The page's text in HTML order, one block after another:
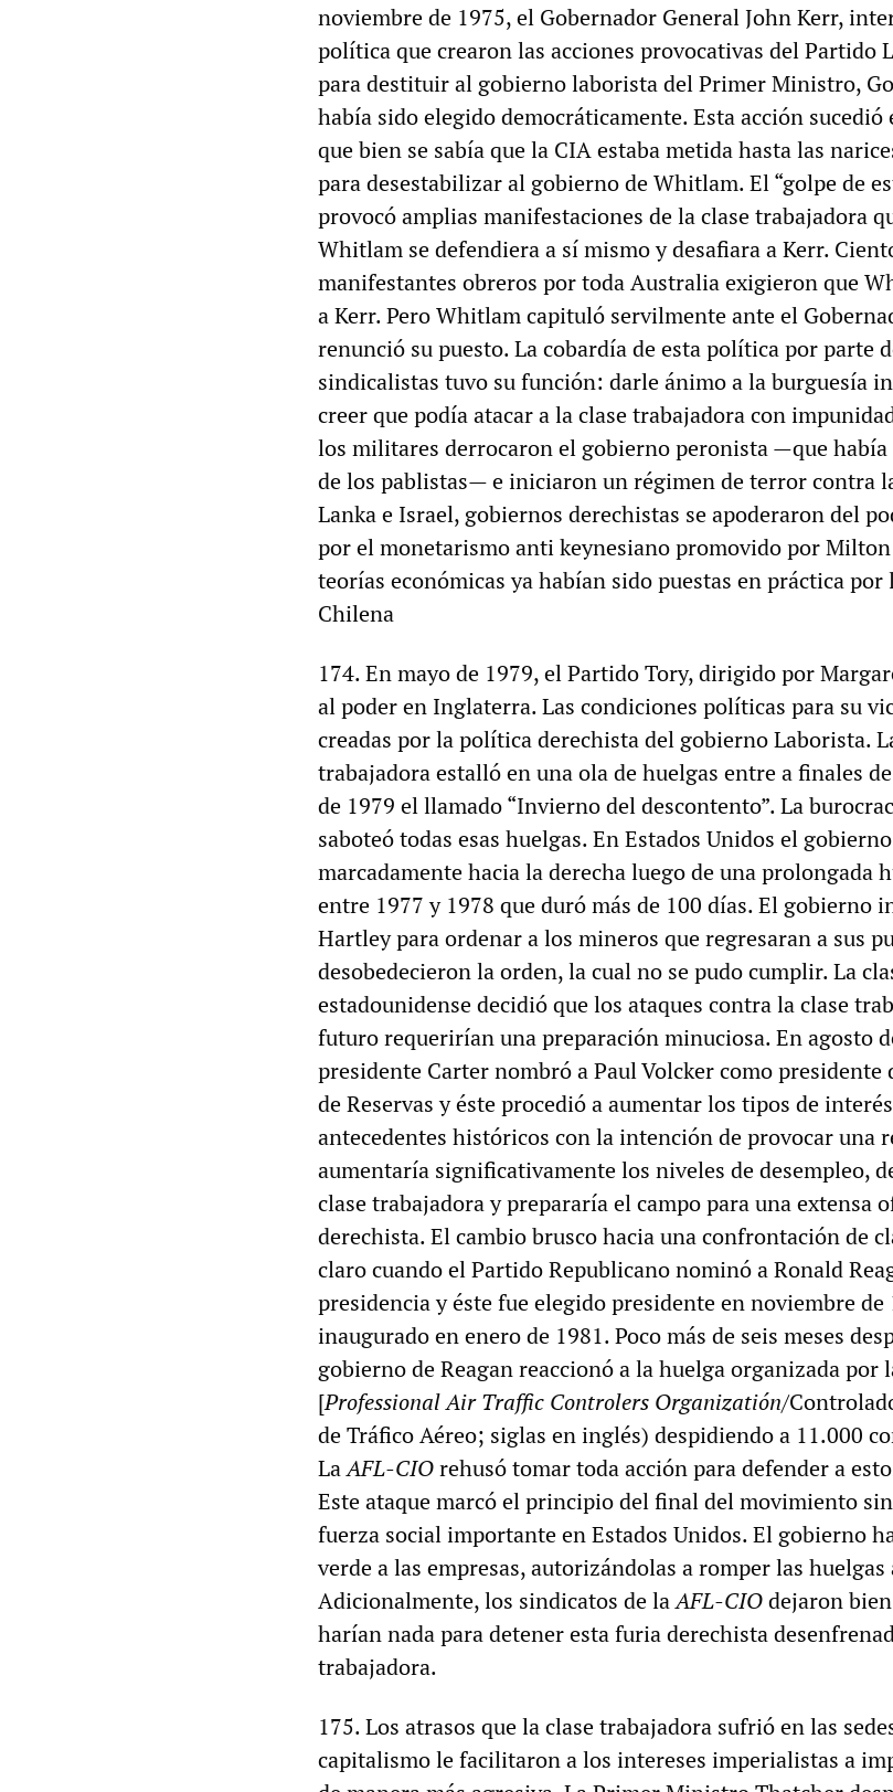
noviembre de 1975, el Gobernador General John Kerr,
política que crearon las acciones provocativas del Partido
para destituir al gobierno laborista del Primer Ministro,
había sido elegido democráticamente. Esta acción sucedió
que bien se sabía que la CIA estaba metida hasta las
para desestabilizar al gobierno de Whitlam. El “golpe de
provocó amplias manifestaciones de la clase trabajadora
Whitlam se defendiera a sí mismo y desafiara a Kerr.
manifestantes obreros por toda Australia exigieron que
a Kerr. Pero Whitlam capituló servilmente ante el
renunció su puesto. La cobardía de esta política por parte
sindicalistas tuvo su función: darle ánimo a la burguesía
creer que podía atacar a la clase trabajadora con
los militares derrocaron el gobierno peronista —que
de los pablistas— e iniciaron un régimen de terror contra
Lanka e Israel, gobiernos derechistas se apoderaron del
por el monetarismo anti keynesiano promovido por Milton
teorías económicas ya habían sido puestas en práctica por
Chilena
174. En mayo de 1979, el Partido Tory, dirigido por
al poder en Inglaterra. Las condiciones políticas para su
creadas por la política derechista del gobierno Laborista.
trabajadora estalló en una ola de huelgas entre a finales
de 1979 el llamado “Invierno del descontento”. La
saboteó todas esas huelgas. En Estados Unidos el
marcadamente hacia la derecha luego de una prolongada
entre 1977 y 1978 que duró más de 100 días. El gobierno
Hartley para ordenar a los mineros que regresaran a sus
desobedecieron la orden, la cual no se pudo cumplir. La
estadounidense decidió que los ataques contra la clase
futuro requerirían una preparación minuciosa. En agosto
presidente Carter nombró a Paul Volcker como presidente
de Reservas y éste procedió a aumentar los tipos de
antecedentes históricos con la intención de provocar una
aumentaría significativamente los niveles de desempleo,
clase trabajadora y prepararía el campo para una extensa
derechista. El cambio brusco hacia una confrontación de
claro cuando el Partido Republicano nominó a Ronald
presidencia y éste fue elegido presidente en noviembre de
inaugurado en enero de 1981. Poco más de seis meses
gobierno de Reagan reaccionó a la huelga organizada por
[Professional Air Traffic Controlers Organizatión/
de Tráfico Aéreo; siglas en inglés) despidiendo a 11.000
LaAFL-CIOrehusó tomar toda acción para defender a
Este ataque marcó el principio del final del movimiento
fuerza social importante en Estados Unidos. El gobierno
verde a las empresas, autorizándolas a romper las
Adicionalmente, los sindicatos de laAFL-CIOdejaron
harían nada para detener esta furia derechista
trabajadora.
175. Los atrasos que la clase trabajadora sufrió en las
capitalismo le facilitaron a los intereses imperialistas a